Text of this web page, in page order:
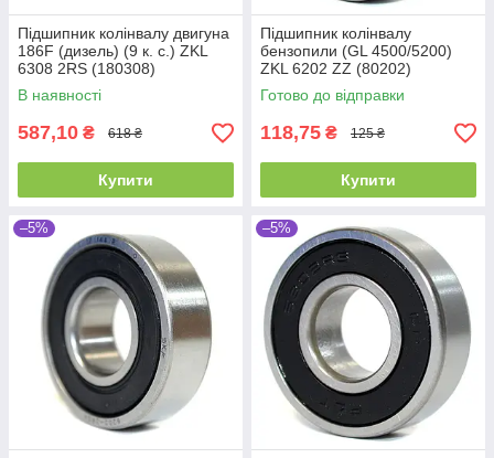
Підшипник колінвалу двигуна
186F (дизель) (9 к. с.) ZKL
6308 2RS (180308)
(40x90x23)
В наявності
587,10 ₴ 618 ₴
Купити
Підшипник колінвалу
бензопили (GL 4500/5200)
ZKL 6202 ZZ (80202)
Промислова упаковка
(15x35x11)
Готово до відправки
118,75 ₴ 125 ₴
Купити
–5% –5%